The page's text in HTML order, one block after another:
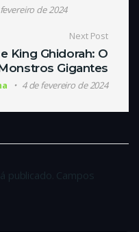
de 2024
Next Post
King Ghidorah: O
Gigantes
4 de fevereiro de 2024
publicado. Campos